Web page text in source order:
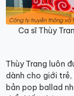
Ca sĩ Thùy
Thùy Trang luôn
dành cho giới trẻ,
bản pop ballad